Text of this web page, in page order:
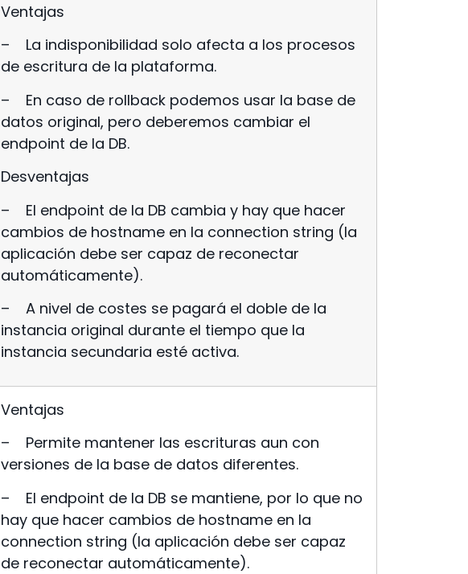
Ventajas
–
La indisponibilidad solo afecta a los procesos
de escritura de la plataforma.
–
En caso de rollback podemos usar la base de
datos original, pero deberemos cambiar el
endpoint de la DB.
Desventajas
–
El endpoint de la DB cambia y hay que hacer
cambios de hostname en la connection string (la
aplicación debe ser capaz de reconectar
automáticamente).
–
A nivel de costes se pagará el doble de la
instancia original durante el tiempo que la
instancia secundaria esté activa.
Ventajas
–
Permite mantener las escrituras aun con
versiones de la base de datos diferentes.
–
El endpoint de la DB se mantiene, por lo que no
hay que hacer cambios de hostname en la
connection string (la aplicación debe ser capaz
de reconectar automáticamente).